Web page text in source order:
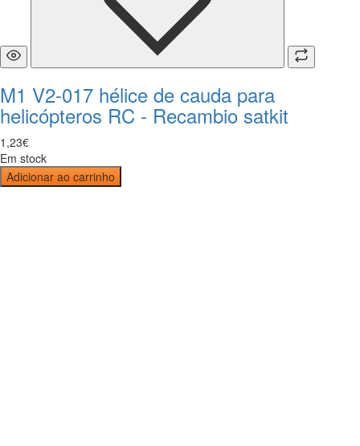
M1 V2-017 hélice de cauda para
helicópteros RC - Recambio satkit
1 ,23€
Em stock
Adicionar ao carrinho